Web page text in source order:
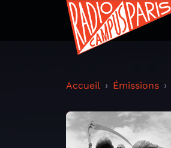
Accueil Émissions